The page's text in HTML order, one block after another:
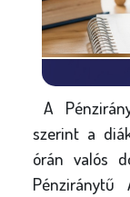
A
szerint a
órán valós
Pénziránytű